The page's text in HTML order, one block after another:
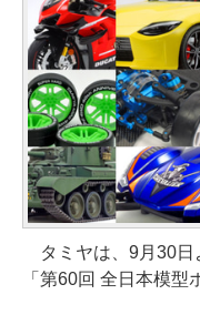
タミヤは、9月30日
「第60回 全日本模型